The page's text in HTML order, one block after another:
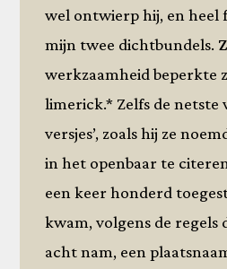
wel ontwierp hij, en heel
mijn twee dichtbundels.
werkzaamheid beperkte
limerick.* Zelfs de netste
versjes’, zoals hij ze
in het openbaar te
een keer honderd
kwam, volgens de regels
acht nam, een